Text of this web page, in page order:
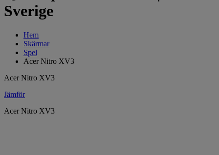
Sverige
Hem
Skärmar
Spel
Acer Nitro XV3
Acer Nitro XV3
Jämför
Acer Nitro XV3